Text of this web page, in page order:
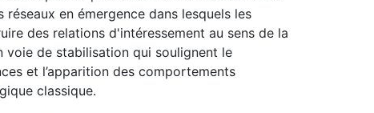
en émergence dans lesquels les
des relations d'intéressement au sens de la
de stabilisation qui soulignent le
et l’apparition des comportements
classique.